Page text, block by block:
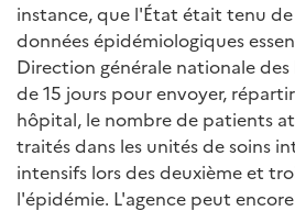
instance, que l'État était tenu
données épidémiologiques
Direction générale nationale
de 15 jours pour envoyer,
hôpital, le nombre de patients
traités dans les unités de soins
intensifs lors des deuxième et
l'épidémie. L'agence peut